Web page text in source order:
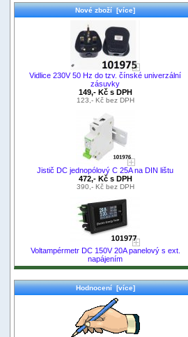
Nové zboží [více]
Vidlice 230V 50 Hz do tzv. čínské univerzální
zásuvky
149,- Kč s DPH
123,- Kč bez DPH
Jistič DC jednopólový C 25A na DIN lištu
472,- Kč s DPH
390,- Kč bez DPH
Voltampérmetr DC 150V 20A panelový s ext.
napájením
Hodnocení [více]